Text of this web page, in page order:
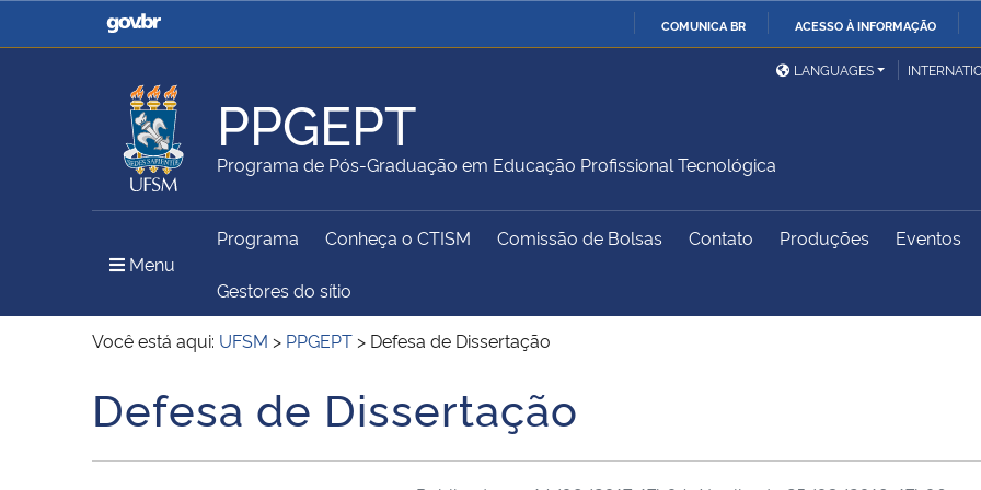
COMUNICA BR ACESSO À INFORMAÇÃO
Casa Civil
Ministério da Justiça e
Ministério da Defesa
Ministério das Relações
Exteriores
Ministério da Agricultura,
Pecuária e Abastecimento
Ministério da Educação
Ministério do Meio Ambiente Ministério do Turismo
Controladoria-Geral da
Institucional
LANGUAGES
PPGEPT
Programa de Pós-Graduação em Educação Profissional Tecnológica
Menu
Programa Conheça o CTISM Comissão de Bolsas Contato Produções Eventos
Gestores do sítio
Você está aqui: UFSM > PPGEPT > Defesa de Dissertação
Início do conteúdo
Defesa de Dissertação